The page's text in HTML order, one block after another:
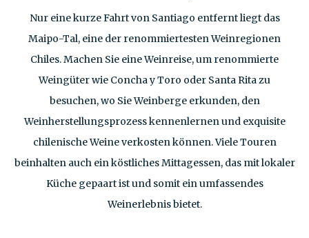
Nur eine kurze Fahrt von Santiago entfernt liegt das
Maipo-Tal, eine der renommiertesten Weinregionen
Chiles. Machen Sie eine Weinreise, um renommierte
Weingüter wie Concha y Toro oder Santa Rita zu
besuchen, wo Sie Weinberge erkunden, den
Weinherstellungsprozess kennenlernen und exquisite
chilenische Weine verkosten können. Viele Touren
beinhalten auch ein köstliches Mittagessen, das mit lokaler
Küche gepaart ist und somit ein umfassendes
Weinerlebnis bietet.